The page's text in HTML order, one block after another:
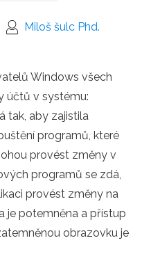
Miloš šulc Phd.
Windows všech
účtů v systému:
tak, aby zajistila
programů, které
provést změny v
programů se zdá,
provést změny na
je potemněna a přístup
obrazovku je